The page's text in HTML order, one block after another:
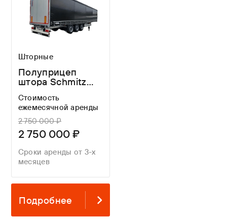
Шторные
Полуприцеп
штора Schmitz
24/L E B
Стоимость
ежемесячной аренды
2 750 000 ₽
2 750 000 ₽
Сроки аренды от 3-х
месяцев
Подробнее